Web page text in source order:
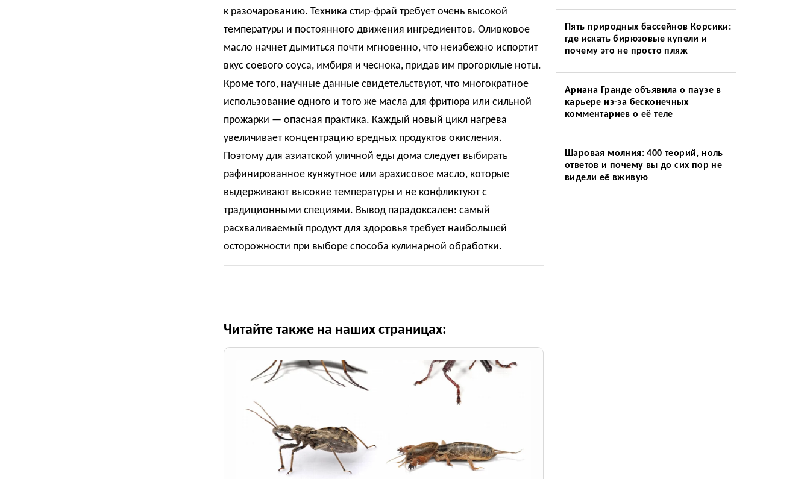
к разочарованию. Техника стир-фрай требует очень высокой
температуры и постоянного движения ингредиентов. Оливковое
масло начнет дымиться почти мгновенно, что неизбежно испортит
вкус соевого соуса, имбиря и чеснока, придав им прогорклые ноты.
Кроме того, научные данные свидетельствуют, что многократное
использование одного и того же масла для фритюра или сильной
прожарки — опасная практика. Каждый новый цикл нагрева
увеличивает концентрацию вредных продуктов окисления.
Поэтому для азиатской уличной еды дома следует выбирать
рафинированное кунжутное или арахисовое масло, которые
выдерживают высокие температуры и не конфликтуют с
традиционными специями. Вывод парадоксален: самый
расхваливаемый продукт для здоровья требует наибольшей
осторожности при выборе способа кулинарной обработки.
Читайте также на наших страницах:
Пять природных бассейнов Корсики:
где искать бирюзовые купели и
почему это не просто пляж
Ариана Гранде объявила о паузе в
карьере из-за бесконечных
комментариев о её теле
Шаровая молния: 400 теорий, ноль
ответов и почему вы до сих пор не
видели её вживую